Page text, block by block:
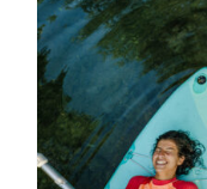
sur
du